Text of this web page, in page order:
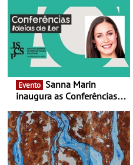
Evento
inaugura as Conferências
Antiga primeira-ministra da
Finlândia é a convidada da
primeira edição do novo
ciclo de debates dedicado
aos grandes temas do